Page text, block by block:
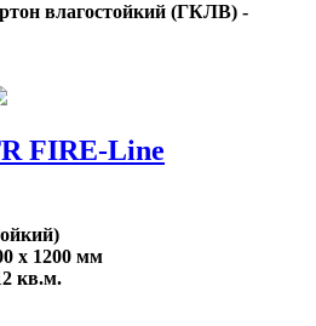
влагостойкий (ГКЛВ) -
FIRE-Line
x 1200 мм
кв.м.